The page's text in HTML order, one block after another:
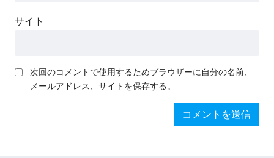
サイト
次回のコメントで使用するためブラウザーに自分の名前、
メールアドレス、サイトを保存する。